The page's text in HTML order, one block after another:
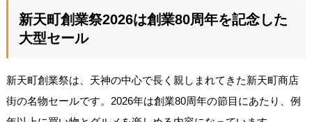
新天町創業祭2026は創業80周年を記念した
大型セール
新天町創業祭は、天神の中心で長く親しまれてきた新天町商店
街の名物セールです。2026年は創業80周年の節目にあたり、例